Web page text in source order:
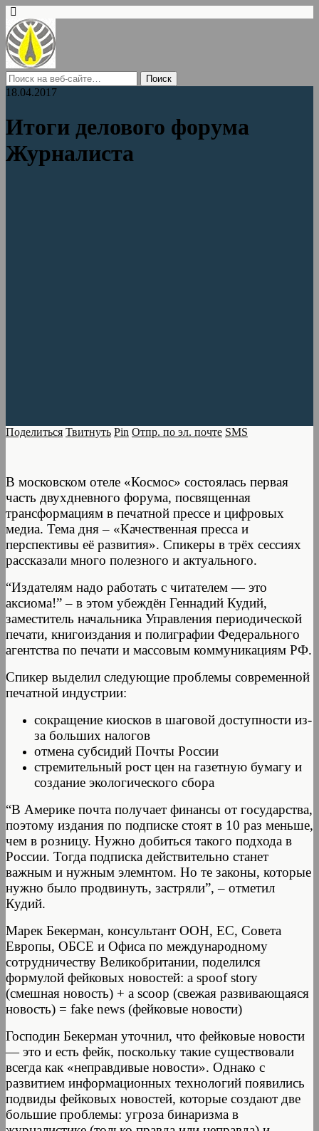
18.04.2017
Итоги делового форума
Журналиста
Поделиться Твитнуть Pin Отпр. по эл. почте SMS
В московском отеле «Космос» состоялась первая
часть двухдневного форума, посвященная
трансформациям в печатной прессе и цифровых
медиа. Тема дня – «Качественная пресса и
перспективы её развития». Спикеры в трёх сессиях
рассказали много полезного и актуального.
“Издателям надо работать с читателем — это
аксиома!” – в этом убеждён Геннадий Кудий,
заместитель начальника Управления периодической
печати, книгоиздания и полиграфии Федерального
агентства по печати и массовым коммуникациям РФ.
Спикер выделил следующие проблемы современной
печатной индустрии:
сокращение киосков в шаговой доступности из-
за больших налогов
отмена субсидий Почты России
стремительный рост цен на газетную бумагу и
создание экологического сбора
“В Америке почта получает финансы от государства,
поэтому издания по подписке стоят в 10 раз меньше,
чем в розницу. Нужно добиться такого подхода в
России. Тогда подписка действительно станет
важным и нужным элемнтом. Но те законы, которые
нужно было продвинуть, застряли”, – отметил
Кудий.
Марек Бекерман, консультант ООН, ЕС, Совета
Европы, ОБСЕ и Офиса по международному
сотрудничеству Великобритании, поделился
формулой фейковых новостей: a spoof story
(смешная новость) + a scoop (свежая развивающаяся
новость) = fake news (фейковые новости)
Господин Бекерман уточнил, что фейковые новости
— это и есть фейк, поскольку такие существовали
всегда как «неправдивые новости». Однако с
развитием информационных технологий появились
подвиды фейковых новостей, которые создают две
большие проблемы: угроза бинаризма в